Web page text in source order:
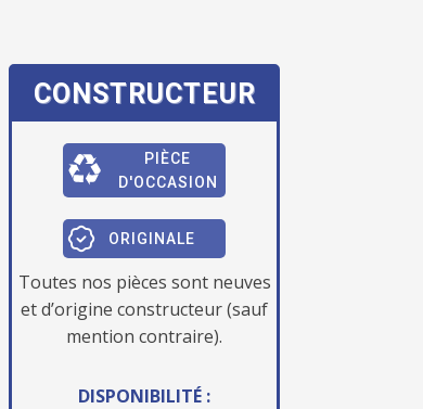
CONSTRUCTEUR
PIÈCE
D'OCCASION
ORIGINALE
Toutes nos pièces sont neuves
et d’origine constructeur (sauf
mention contraire).
DISPONIBILITÉ :